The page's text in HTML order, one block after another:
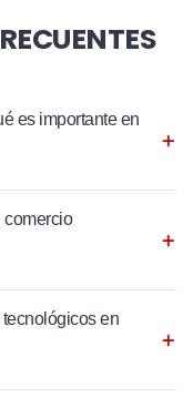
es importante en
comercio
en